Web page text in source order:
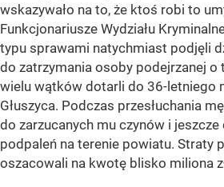
wskazywało na to, że ktoś robi to
Funkcjonariusze Wydziału
typu sprawami natychmiast podjęli
do zatrzymania osoby podejrzanej o
wielu wątków dotarli do 36-letniego
Głuszyca. Podczas przesłuchania
do zarzucanych mu czynów i
podpaleń na terenie powiatu. Straty
oszacowali na kwotę blisko miliona